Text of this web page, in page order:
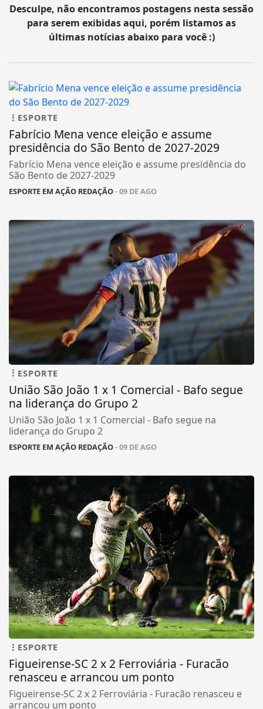
Desculpe, não encontramos postagens nesta sessão
para serem exibidas aqui, porém listamos as
últimas notícias abaixo para você :)
ESPORTE
Fabrício Mena vence eleição e assume
presidência do São Bento de 2027-2029
Fabrício Mena vence eleição e assume presidência do
São Bento de 2027-2029
ESPORTE EM AÇÃO REDAÇÃO- 09 DE AGO
ESPORTE
União São João 1 x 1 Comercial - Bafo segue
na liderança do Grupo 2
União São João 1 x 1 Comercial - Bafo segue na
liderança do Grupo 2
ESPORTE EM AÇÃO REDAÇÃO- 09 DE AGO
ESPORTE
Figueirense-SC 2 x 2 Ferroviária - Furacão
renasceu e arrancou um ponto
Figueirense-SC 2 x 2 Ferroviária - Furacão renasceu e
arrancou um ponto